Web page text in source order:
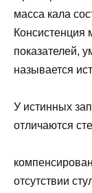
масса кала
Консистенция
показателей,
называется
У истинных
отличаются
отсутствии